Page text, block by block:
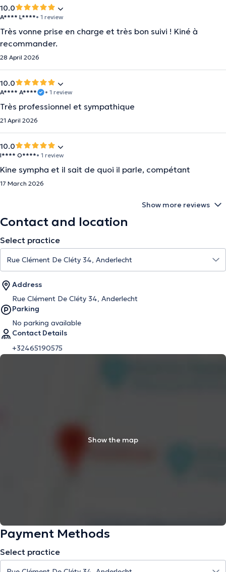
10.0
A**** L****• 1 review
Très vonne prise en charge et très bon suivi ! Kiné à
recommander.
28 April 2026
10.0
A**** A**** • 1 review
Très professionnel et sympathique
21 April 2026
10.0
I**** O****• 1 review
Kine sympha et il sait de quoi il parle, compétant
17 March 2026
Show more reviews
Contact and location
Select practice
Address
Rue Clément De Cléty 34, Anderlecht
Parking
No parking available
Contact Details
+32465190575
Show the map
Payment Methods
Select practice